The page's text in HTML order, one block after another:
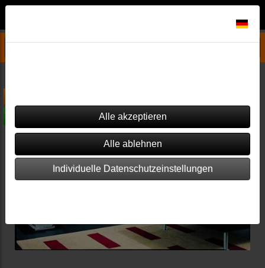
Pelletofen Ersatzteile & Zubehör Palazzetti Jessica - Pelletofen
Individuelle Datenschutzeinstellungen